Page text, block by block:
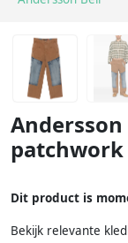
Andersson
Dit product is
Bekijk relevante